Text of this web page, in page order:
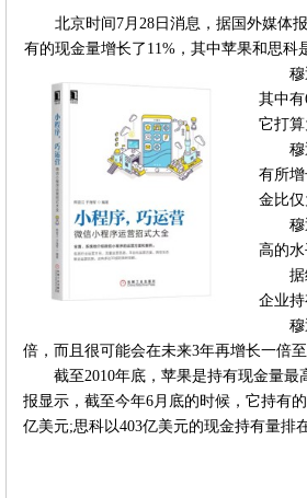
北京时间7月28日消息，据国外媒体
有的现金量增长了11%，其中苹果和思
其中
它打
有所
金比
高的
企业
倍，而且很可能会在未来3年再增长一倍至
截至2010年底，苹果是持有现金量
报显示，截至今年6月底的时候，它持有
亿美元;思科以403亿美元的现金持有量排